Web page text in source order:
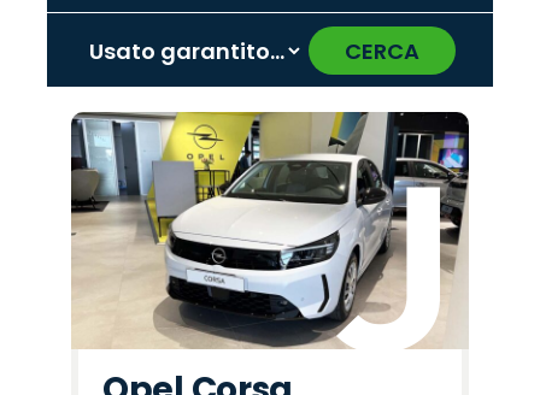
CERCA
Promo
Land
Rover
Promo
Seat
Promo
Hyundai
Promo
Cupra
Promo
Jeep
Promo
Citroën
Promo
Jaecoo
Promo
Alfa
Romeo
Promo
Omoda
Promo
Opel
Promo
Mazda
Promo
Fiat
Promo
Lancia
Promo
Abarth
Promo
Peugeot
‹ ›